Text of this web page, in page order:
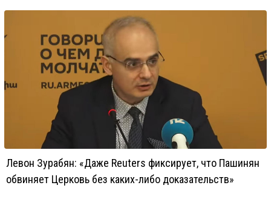
Левон Зурабян: «Даже Reuters фиксирует, что Пашинян
обвиняет Церковь без каких-либо доказательств»